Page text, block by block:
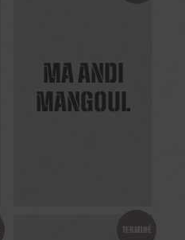
MA ANDI
MANGOUL
TERMINÉ